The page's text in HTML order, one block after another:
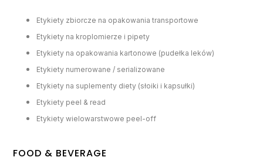
Etykiety zbiorcze na opakowania transportowe
Etykiety na kroplomierze i pipety
Etykiety na opakowania kartonowe (pudełka leków)
Etykiety numerowane / serializowane
Etykiety na suplementy diety (słoiki i kapsułki)
Etykiety peel & read
Etykiety wielowarstwowe peel-off
FOOD & BEVERAGE